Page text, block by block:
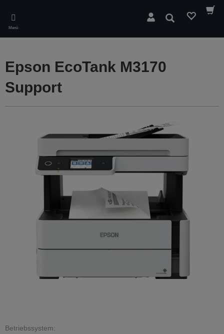
main
content
Menü
Suchen
Epson EcoTank M3170
Support
Betriebssystem: